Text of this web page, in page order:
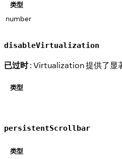
类型
number
disableVirtualization
已过时: Virtualization 提供了显
类型
persistentScrollbar
类型